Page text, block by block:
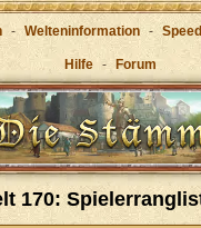
- Welteninformation -
Hilfe - Forum
170: